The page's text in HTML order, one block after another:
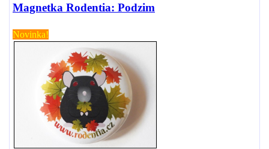
Magnetka Rodentia: Podzim
Novinka!